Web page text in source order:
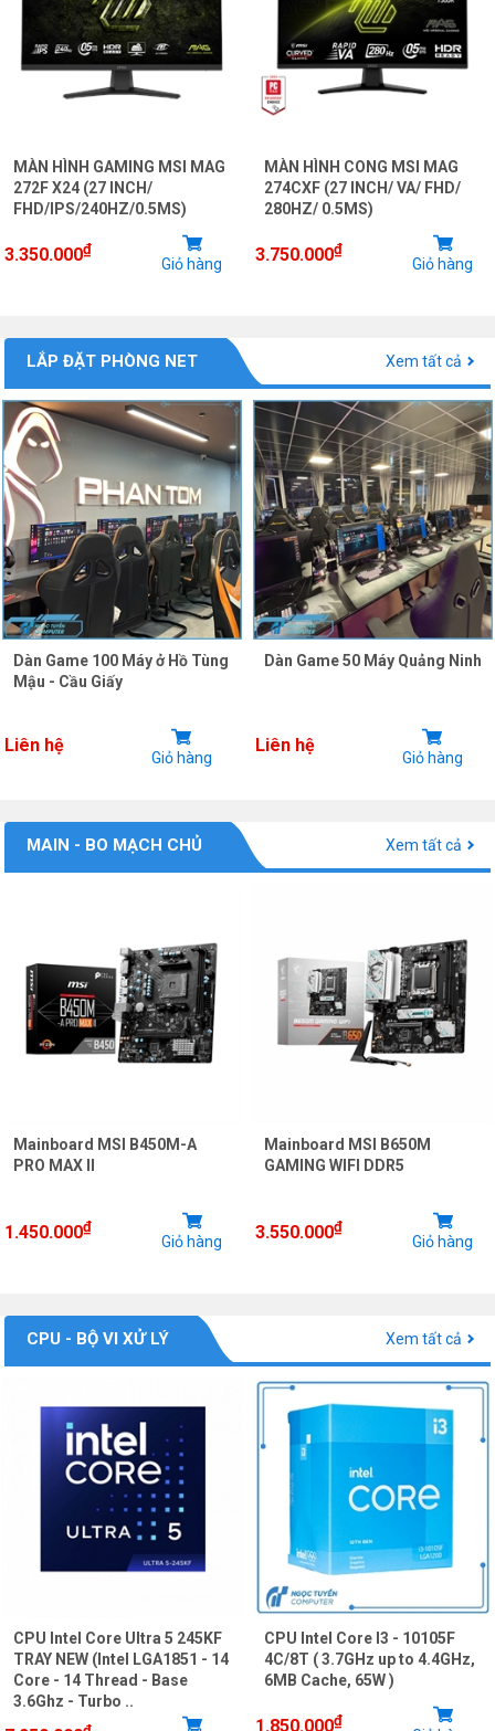
MÀN HÌNH GAMING MSI MAG
272F X24 (27 INCH/
FHD/IPS/240HZ/0.5MS)
3.350.000₫
Giỏ hàng
MÀN HÌNH CONG MSI MAG
274CXF (27 INCH/ VA/ FHD/
280HZ/ 0.5MS)
3.750.000₫
Giỏ hàng
LẮP ĐẶT PHÒNG NET Xem tất cả
Dàn Game 100 Máy ở Hồ Tùng
Mậu - Cầu Giấy
Liên hệ
Giỏ hàng
Dàn Game 50 Máy Quảng Ninh
Liên hệ
Giỏ hàng
MAIN - BO MẠCH CHỦ Xem tất cả
Mainboard MSI B450M-A
PRO MAX II
1.450.000₫
Giỏ hàng
Mainboard MSI B650M
GAMING WIFI DDR5
3.550.000₫
Giỏ hàng
CPU - BỘ VI XỬ LÝ Xem tất cả
CPU Intel Core Ultra 5 245KF
TRAY NEW (Intel LGA1851 - 14
Core - 14 Thread - Base
3.6Ghz - Turbo ..
CPU Intel Core I3 - 10105F
4C/8T ( 3.7GHz up to 4.4GHz,
6MB Cache, 65W )
1.850.000₫